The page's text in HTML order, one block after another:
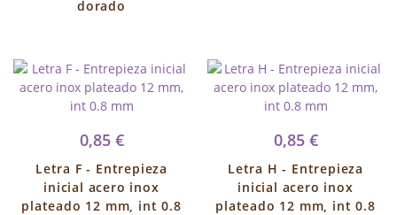
dorado
0,85 €
Letra F - Entrepieza
inicial acero inox
plateado 12 mm, int 0.8
0,85 €
Letra H - Entrepieza
inicial acero inox
plateado 12 mm, int 0.8